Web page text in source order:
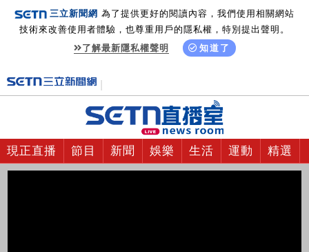
三立新聞網 為了提供更好的閱讀內容，我們使用相關網站
技術來改善使用者體驗，也尊重用戶的隱私權，特別提出聲明。
了解最新隱私權聲明
知道了
現正直播 節目 新聞 娛樂 生活 運動 精選